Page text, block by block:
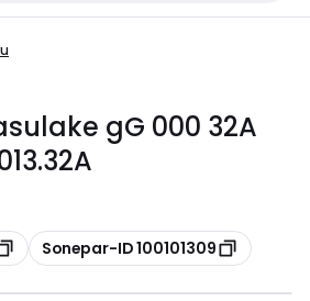
gG 000 32A
Kopioi
Sonepar-ID 100101309